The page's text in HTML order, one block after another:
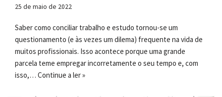
25 de maio de 2022
Saber como conciliar trabalho e estudo tornou-se um
questionamento (e às vezes um dilema) frequente na vida de
muitos profissionais. Isso acontece porque uma grande
parcela teme empregar incorretamente o seu tempo e, com
isso,… Continue a ler »